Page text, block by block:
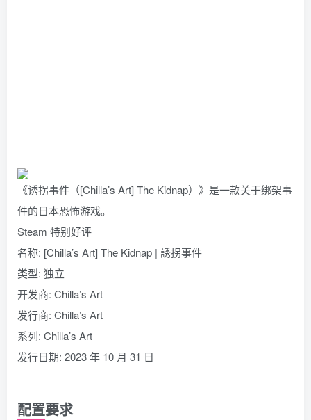
《诱拐事件（[Chilla’s Art] The Kidnap）》是一款关于绑架事
件的日本恐怖游戏。
Steam 特别好评
名称: [Chilla’s Art] The Kidnap | 誘拐事件
类型: 独立
开发商: Chilla’s Art
发行商: Chilla’s Art
系列: Chilla’s Art
发行日期: 2023 年 10 月 31 日
配置要求